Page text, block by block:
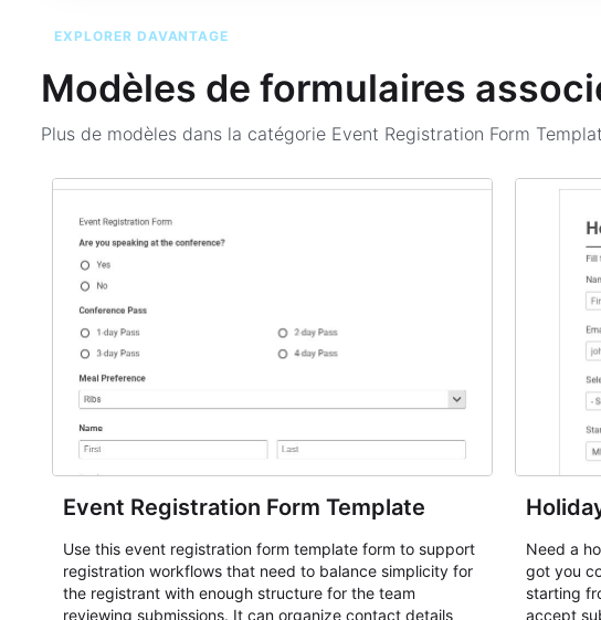
EXPLORER DAVANTAGE
Modèles de formulaires
Plus de modèles dans la catégorie Event Registration Form
Event Registration Form Template
Use this event registration form template form to support
registration workflows that need to balance simplicity for
the registrant with enough structure for the team
reviewing submissions. It can organize contact details
Need a
got you
starting
accept